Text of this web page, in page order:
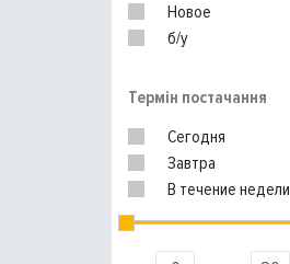
Новое
б/у
Термін постачання
Сегодня
Завтра
В течение недели